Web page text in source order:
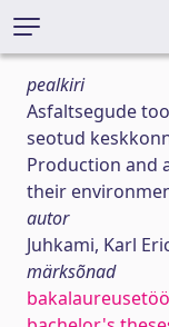
pealkiri
Asfaltsegude
seotud
Production and
their
autor
Juhkami, Karl
märksõnad